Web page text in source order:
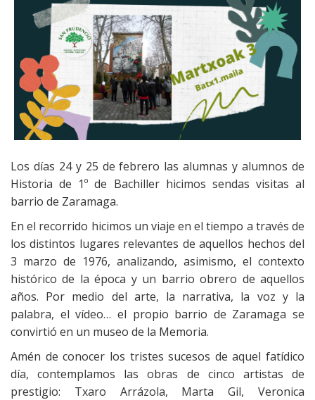
Los días 24 y 25 de febrero las alumnas y alumnos de
Historia de 1º de Bachiller hicimos sendas visitas al
barrio de Zaramaga.
En el recorrido hicimos un viaje en el tiempo a través de
los distintos lugares relevantes de aquellos hechos del
3 marzo de 1976, analizando, asimismo, el contexto
histórico de la época y un barrio obrero de aquellos
años. Por medio del arte, la narrativa, la voz y la
palabra, el vídeo… el propio barrio de Zaramaga se
convirtió en un museo de la Memoria.
Amén de conocer los tristes sucesos de aquel fatídico
día, contemplamos las obras de cinco artistas de
prestigio: Txaro Arrázola, Marta Gil, Veronica